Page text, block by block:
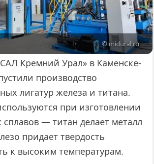
© midural.ru
Кремний Урал» в Каменске-
производство
лигатур железа и титана.
при изготовлении
— титан делает металл
придает твердость
к высоким температурам.